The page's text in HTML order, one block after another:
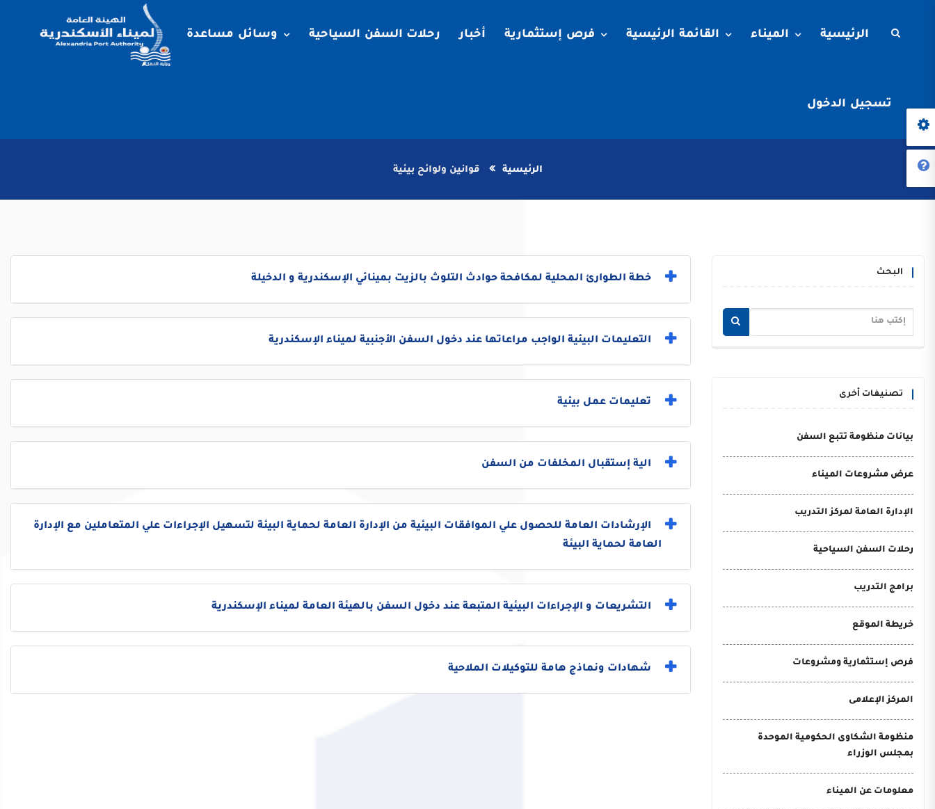
الرئيسية الميناء القائمة الرئيسية فرص إستثمارية أخبار رحلات السفن السياحية وسائل مساعدة
تسجيل الدخول
الرئيسية قوانين ولوائح بيئية
البحث
تصنيفات أخرى
بيانات منظومة تتبع السفن
عرض مشروعات الميناء
الإدارة العامة لمركز التدريب
رحلات السفن السياحية
برامج التدريب
خريطة الموقع
فرص إستثمارية ومشروعات
المركز الإعلامى
منظومة الشكاوى الحكومية الموحدة
بمجلس الوزراء
معلومات عن الميناء
خطة الطوارئ المحلية لمكافحة حوادث التلوث بالزيت بمينائي الإسكندرية و الدخيلة
التعليمات البيئية الواجب مراعاتها عند دخول السفن الأجنبية لميناء الإسكندرية
تعليمات عمل بيئية
الية إستقبال المخلفات من السفن
الإرشادات العامة للحصول علي الموافقات البيئية من الإدارة العامة لحماية البيئة لتسهيل الإجراءات علي المتعاملين مع الإدارة
العامة لحماية البيئة
التشريعات و الإجراءات البيئية المتبعة عند دخول السفن بالهيئة العامة لميناء الإسكندرية
شهادات ونماذج هامة للتوكيلات الملاحية